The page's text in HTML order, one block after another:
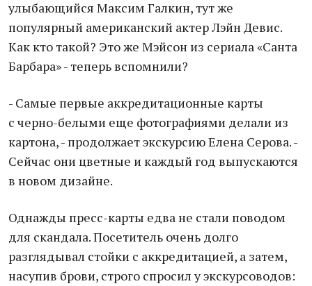
улыбающийся Максим Галкин, тут же
популярный американский актер Лэйн Девис.
Как кто такой? Это же Мэйсон из сериала «Санта
Барбара» - теперь вспомнили?
- Самые первые аккредитационные карты
с черно-белыми еще фотографиями делали из
картона, - продолжает экскурсию Елена Серова. -
Сейчас они цветные и каждый год выпускаются
в новом дизайне.
Однажды пресс-карты едва не стали поводом
для скандала. Посетитель очень долго
разглядывал стойки с аккредитацией, а затем,
насупив брови, строго спросил у экскурсоводов: